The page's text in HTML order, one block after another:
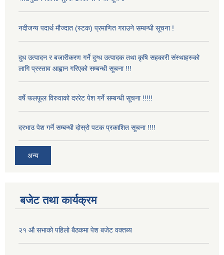
नदीजन्य पदार्थ मौज्दात (स्टक) प्रमाणित गराउने सम्बन्धी सूचना !
दुध उत्पादन र बजारीकरण गर्ने दुग्ध उत्पादक तथा कृषि सहकारी संस्थाहरुको
लागि प्रस्ताव आह्वान गरिएको सम्बन्धी सूचना !!!
वर्षे फलफूल विरुवाको दररेट पेश गर्ने सम्बन्धी सूचना !!!!!
दरभाउ पेश गर्ने सम्बन्धी दोस्रो पटक प्रकाशित सूचना !!!!
अन्य
बजेट तथा कार्यक्रम
२१ औ सभाको पहिलो बैठकमा पेश बजेट वक्तब्य